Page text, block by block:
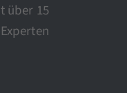
über 15